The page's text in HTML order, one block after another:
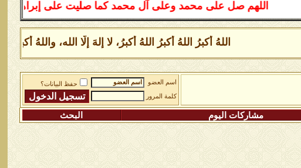
اللهم صل على محمد وعلى آل محمد كما صليت على إبراهيم وعلى آل
اللهُ أكبرُ اللهُ أكبرُ اللهُ أكبرُ، لا إلهَ إلَّا الله، واللهُ أكبر
اسم العضو
حفظ البيانات؟
كلمة المرور
مشاركات اليوم البحث